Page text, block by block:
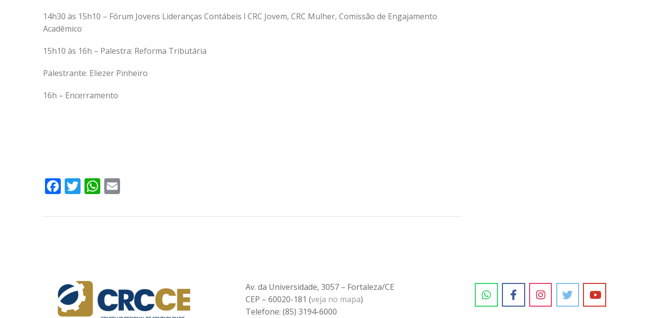
14h30 às 15h10 – Fórum Jovens Lideranças Contábeis l CRC Jovem, CRC Mulher, Comissão de Engajamento
Acadêmico
15h10 às 16h – Palestra: Reforma Tributária
Palestrante: Eliezer Pinheiro
16h – Encerramento
Facebook
TwitterWhatsApp
Av. da Universidade, 3057 – Fortaleza/CE
CEP – 60020-181 (veja no mapa)
Telefone: (85) 3194-6000